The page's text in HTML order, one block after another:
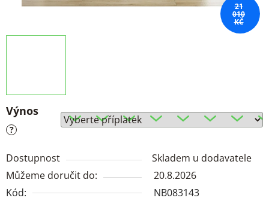
Výnos
?
Dostupnost
Skladem u dodavatele
Můžeme doručit do:
20.8.2026
Kód:
NB083143
21
010
KČ